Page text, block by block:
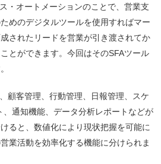
・オートメーションのことで、営業支
めのデジタルツールを使用すればマー
されたリードを営業が引き渡されてか
とができます。今回はそのSFAツール
顧客管理、行動管理、日報管理、スケ
、通知機能、データ分析レポートなどが
ると、数値化により現状把握を可能に
業活動を効率化する機能に分けられま